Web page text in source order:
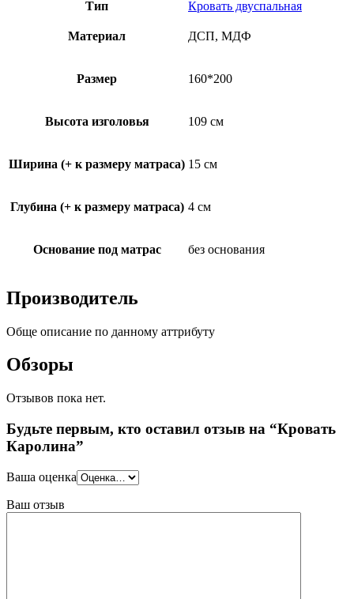
Тип Кровать двуспальная
Материал ДСП, МДФ
Размер 160*200
Высота изголовья 109 см
Ширина (+ к размеру матраса) 15 см
Глубина (+ к размеру матраса) 4 см
Основание под матрас без основания
Производитель
Обще описание по данному аттрибуту
Обзоры
Отзывов пока нет.
Будьте первым, кто оставил отзыв на “Кровать
Каролина”
Ваша оценка
Ваш отзыв